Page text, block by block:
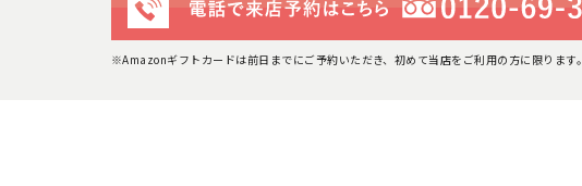
※Amazonギフトカードは前日までにご予約いただき、初めて当店をご利用の方に限ります。